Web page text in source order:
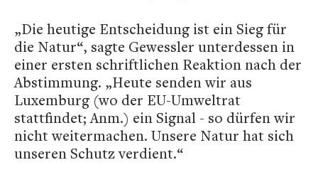
„Die heutige Entscheidung ist ein Sieg für
die Natur“, sagte Gewessler unterdessen in
einer ersten schriftlichen Reaktion nach der
Abstimmung. „Heute senden wir aus
Luxemburg (wo der EU-Umweltrat
stattfindet; Anm.) ein Signal - so dürfen wir
nicht weitermachen. Unsere Natur hat sich
unseren Schutz verdient.“